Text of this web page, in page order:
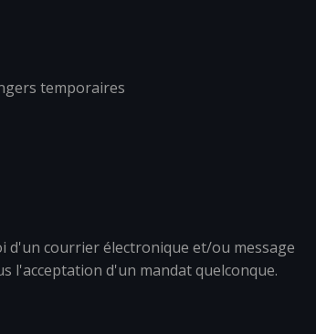
temporaires
d'un courrier électronique et/ou message
l'acceptation d'un mandat quelconque.